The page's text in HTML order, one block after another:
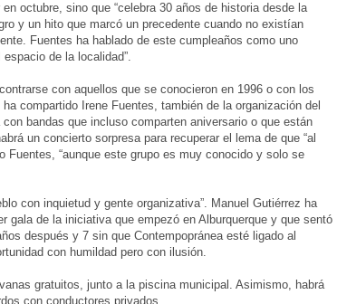
octubre, sino que “celebra 30 años de historia desde la
y un hito que marcó un precedente cuando no existían
Fuentes ha hablado de este cumpleaños como uno
de la localidad”.
con aquellos que se conocieron en 1996 o con los
compartido Irene Fuentes, también de la organización del
bandas que incluso comparten aniversario o que están
un concierto sorpresa para recuperar el lema de que “al
Fuentes, “aunque este grupo es muy conocido y solo se
con inquietud y gente organizativa”. Manuel Gutiérrez ha
gala de la iniciativa que empezó en Alburquerque y que sentó
después y 7 sin que Contempopránea esté ligado al
con humildad pero con ilusión.
gratuitos, junto a la piscina municipal. Asimismo, habrá
con conductores privados.